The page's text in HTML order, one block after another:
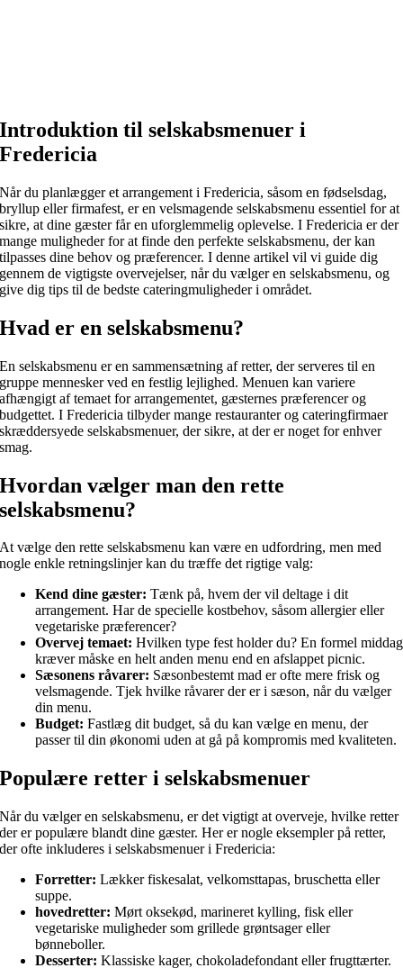
Introduktion til selskabsmenuer i
Fredericia
Når du planlægger et arrangement i Fredericia, såsom en fødselsdag,
bryllup eller firmafest, er en velsmagende selskabsmenu essentiel for at
sikre, at dine gæster får en uforglemmelig oplevelse. I Fredericia er der
mange muligheder for at finde den perfekte selskabsmenu, der kan
tilpasses dine behov og præferencer. I denne artikel vil vi guide dig
gennem de vigtigste overvejelser, når du vælger en selskabsmenu, og
give dig tips til de bedste cateringmuligheder i området.
Hvad er en selskabsmenu?
En selskabsmenu er en sammensætning af retter, der serveres til en
gruppe mennesker ved en festlig lejlighed. Menuen kan variere
afhængigt af temaet for arrangementet, gæsternes præferencer og
budgettet. I Fredericia tilbyder mange restauranter og cateringfirmaer
skræddersyede selskabsmenuer, der sikre, at der er noget for enhver
smag.
Hvordan vælger man den rette
selskabsmenu?
At vælge den rette selskabsmenu kan være en udfordring, men med
nogle enkle retningslinjer kan du træffe det rigtige valg:
Kend dine gæster: Tænk på, hvem der vil deltage i dit
arrangement. Har de specielle kostbehov, såsom allergier eller
vegetariske præferencer?
Overvej temaet: Hvilken type fest holder du? En formel middag
kræver måske en helt anden menu end en afslappet picnic.
Sæsonens råvarer: Sæsonbestemt mad er ofte mere frisk og
velsmagende. Tjek hvilke råvarer der er i sæson, når du vælger
din menu.
Budget: Fastlæg dit budget, så du kan vælge en menu, der
passer til din økonomi uden at gå på kompromis med kvaliteten.
Populære retter i selskabsmenuer
Når du vælger en selskabsmenu, er det vigtigt at overveje, hvilke retter
der er populære blandt dine gæster. Her er nogle eksempler på retter,
der ofte inkluderes i selskabsmenuer i Fredericia:
Forretter: Lækker fiskesalat, velkomsttapas, bruschetta eller
suppe.
hovedretter: Mørt oksekød, marineret kylling, fisk eller
vegetariske muligheder som grillede grøntsager eller
bønneboller.
Desserter: Klassiske kager, chokoladefondant eller frugttærter.